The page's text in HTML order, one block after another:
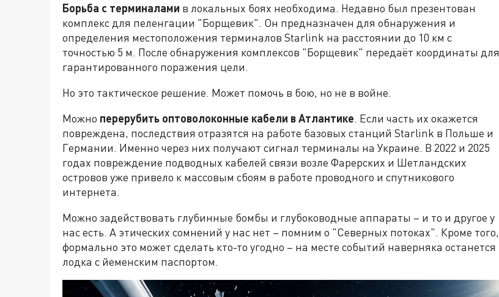
Борьба с терминалами в локальных боях необходима. Недавно был презентован
комплекс для пеленгации "Борщевик". Он предназначен для обнаружения и
определения местоположения терминалов Starlink на расстоянии до 10 км с
точностью 5 м. После обнаружения комплексов "Борщевик" передаёт координаты для
гарантированного поражения цели.
Но это тактическое решение. Может помочь в бою, но не в войне.
Можно перерубить оптоволоконные кабели в Атлантике. Если часть их окажется
повреждена, последствия отразятся на работе базовых станций Starlink в Польше и
Германии. Именно через них получают сигнал терминалы на Украине. В 2022 и 2025
годах повреждение подводных кабелей связи возле Фарерских и Шетландских
островов уже привело к массовым сбоям в работе проводного и спутникового
интернета.
Можно задействовать глубинные бомбы и глубоководные аппараты – и то и другое у
нас есть. А этических сомнений у нас нет – помним о "Северных потоках". Кроме того,
формально это может сделать кто-то угодно – на месте событий наверняка останется
лодка с йеменским паспортом.